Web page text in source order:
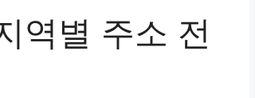
역별 주소 전